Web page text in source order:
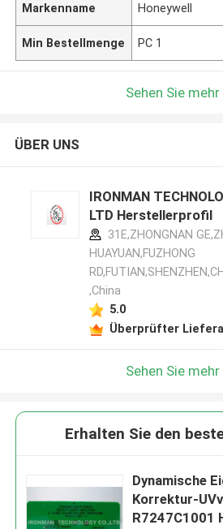
Markenname Honeywell
Min Bestellmenge PC 1
Sehen Sie mehr
ÜBER UNS
IRONMAN
LTD Herstellerprofil
31E,ZHONGNAN
HUAYUAN,FUZHONG
,China
5.0
Überprüfter
Sehen Sie mehr
Erhalten Sie den
Dynamische
Korrektur-
R7247C1001